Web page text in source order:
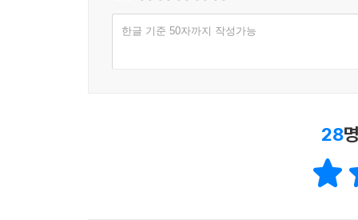
한글 기준 50자까지 작성가능
28